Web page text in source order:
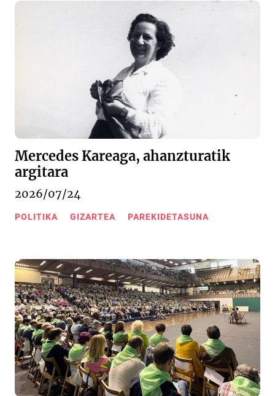
Mercedes Kareaga, ahanzturatik
argitara
2026/07/24
POLITIKA GIZARTEA PAREKIDETASUNA